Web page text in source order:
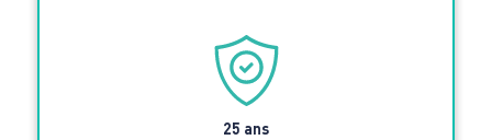
25 ans